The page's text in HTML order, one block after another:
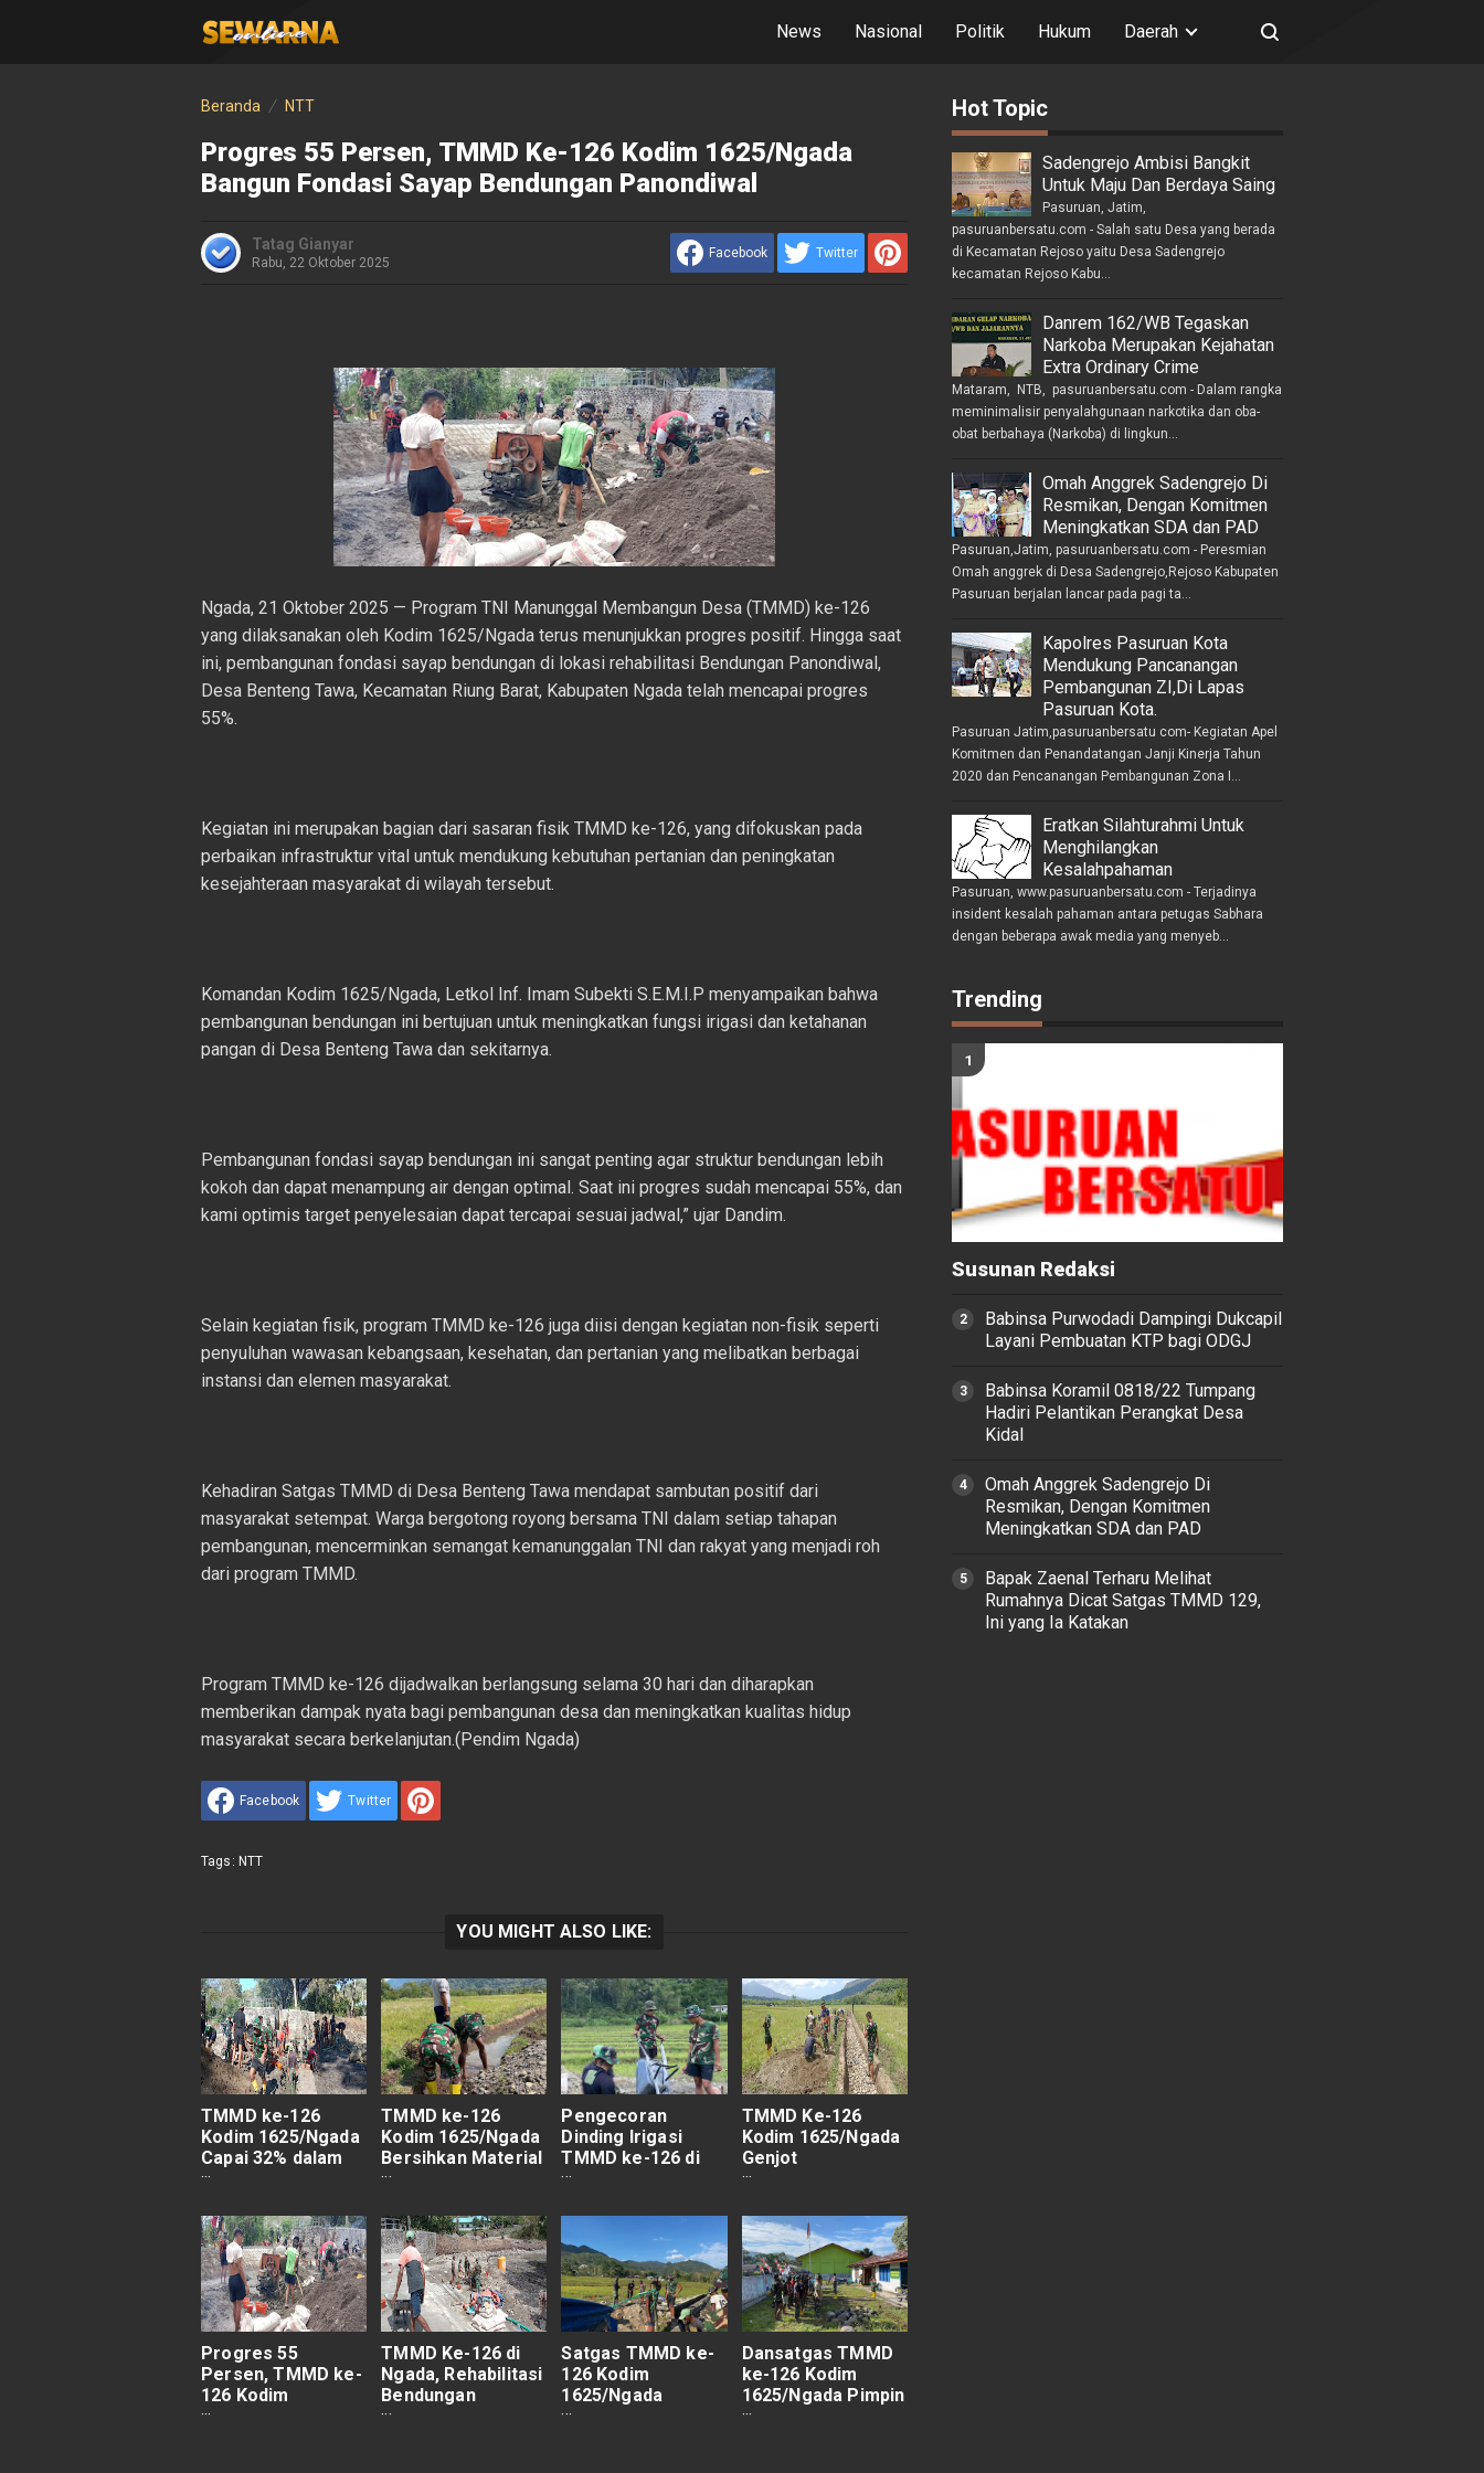
News Nasional Politik Hukum Daerah
Beranda NTT
Progres 55 Persen, TMMD Ke-126 Kodim 1625/Ngada
Bangun Fondasi Sayap Bendungan Panondiwal
Tatag Gianyar
Rabu, 22 Oktober 2025
Facebook Twitter
Ngada, 21 Oktober 2025 — Program TNI Manunggal Membangun Desa (TMMD) ke-126
yang dilaksanakan oleh Kodim 1625/Ngada terus menunjukkan progres positif. Hingga saat
ini, pembangunan fondasi sayap bendungan di lokasi rehabilitasi Bendungan Panondiwal,
Desa Benteng Tawa, Kecamatan Riung Barat, Kabupaten Ngada telah mencapai progres
55%.
Kegiatan ini merupakan bagian dari sasaran fisik TMMD ke-126, yang difokuskan pada
perbaikan infrastruktur vital untuk mendukung kebutuhan pertanian dan peningkatan
kesejahteraan masyarakat di wilayah tersebut.
Komandan Kodim 1625/Ngada, Letkol Inf. Imam Subekti S.E.M.I.P menyampaikan bahwa
pembangunan bendungan ini bertujuan untuk meningkatkan fungsi irigasi dan ketahanan
pangan di Desa Benteng Tawa dan sekitarnya.
Pembangunan fondasi sayap bendungan ini sangat penting agar struktur bendungan lebih
kokoh dan dapat menampung air dengan optimal. Saat ini progres sudah mencapai 55%, dan
kami optimis target penyelesaian dapat tercapai sesuai jadwal,” ujar Dandim.
Selain kegiatan fisik, program TMMD ke-126 juga diisi dengan kegiatan non-fisik seperti
penyuluhan wawasan kebangsaan, kesehatan, dan pertanian yang melibatkan berbagai
instansi dan elemen masyarakat.
Kehadiran Satgas TMMD di Desa Benteng Tawa mendapat sambutan positif dari
masyarakat setempat. Warga bergotong royong bersama TNI dalam setiap tahapan
pembangunan, mencerminkan semangat kemanunggalan TNI dan rakyat yang menjadi roh
dari program TMMD.
Program TMMD ke-126 dijadwalkan berlangsung selama 30 hari dan diharapkan
memberikan dampak nyata bagi pembangunan desa dan meningkatkan kualitas hidup
masyarakat secara berkelanjutan.(Pendim Ngada)
Facebook Twitter
Tags: NTT
YOU MIGHT ALSO LIKE:
TMMD ke-126
Kodim 1625/Ngada
Capai 32% dalam
Pengecoran
Panondiwal
TMMD ke-126
Kodim 1625/Ngada
Bersihkan Material
Saluran Irigasi
Capai 30 Persen
Pengecoran
Dinding Irigasi
TMMD ke-126 di
Pu’un Keo Capai
TMMD Ke-126
Kodim 1625/Ngada
Genjot
Pengecoran
Pu’un Keo,
Progres Capai 52%
Progres 55
Persen, TMMD ke-
126 Kodim
1625/Ngada
TMMD Ke-126 di
Ngada, Rehabilitasi
Bendungan
Panondiwal Sudah
Satgas TMMD ke-
126 Kodim
1625/Ngada
Tuntaskan Hampir
Dansatgas TMMD
ke-126 Kodim
1625/Ngada Pimpin
Apel dan Beri
Hot Topic
Sadengrejo Ambisi Bangkit
Untuk Maju Dan Berdaya Saing
Pasuruan, Jatim,
pasuruanbersatu.com - Salah satu Desa yang berada
di Kecamatan Rejoso yaitu Desa Sadengrejo
kecamatan Rejoso Kabu...
Danrem 162/WB Tegaskan
Narkoba Merupakan Kejahatan
Extra Ordinary Crime
Mataram, NTB, pasuruanbersatu.com - Dalam rangka
meminimalisir penyalahgunaan narkotika dan oba-
obat berbahaya (Narkoba) di lingkun...
Omah Anggrek Sadengrejo Di
Resmikan, Dengan Komitmen
Meningkatkan SDA dan PAD
Pasuruan,Jatim, pasuruanbersatu.com - Peresmian
Omah anggrek di Desa Sadengrejo,Rejoso Kabupaten
Pasuruan berjalan lancar pada pagi ta...
Kapolres Pasuruan Kota
Mendukung Pancanangan
Pembangunan ZI,Di Lapas
Pasuruan Kota.
Pasuruan Jatim,pasuruanbersatu com- Kegiatan Apel
Komitmen dan Penandatangan Janji Kinerja Tahun
2020 dan Pencanangan Pembangunan Zona I...
Eratkan Silahturahmi Untuk
Menghilangkan
Kesalahpahaman
Pasuruan, www.pasuruanbersatu.com - Terjadinya
insident kesalah pahaman antara petugas Sabhara
dengan beberapa awak media yang menyeb...
Trending
Susunan Redaksi
Babinsa Purwodadi Dampingi Dukcapil
Layani Pembuatan KTP bagi ODGJ
Babinsa Koramil 0818/22 Tumpang
Hadiri Pelantikan Perangkat Desa
Kidal
Omah Anggrek Sadengrejo Di
Resmikan, Dengan Komitmen
Meningkatkan SDA dan PAD
Bapak Zaenal Terharu Melihat
Rumahnya Dicat Satgas TMMD 129,
Ini yang Ia Katakan